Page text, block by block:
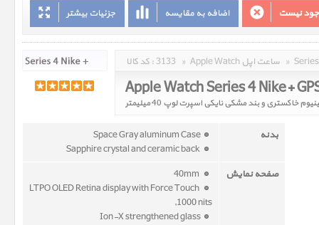
جزئیات بیشتر اضافه به مقایسه نیست
کد کالا : 3133 » Apple Watch ساعت اپل »
بدنه
Space Gray aluminum Case
صفحه نمایش
LTPO OLED Retina display with Force Touch
,1000 nits
Ion-X strengthened glass